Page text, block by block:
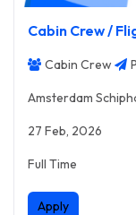
Cabin Crew /
Cabin Crew
Amsterdam
27 Feb, 2026
Full Time
Apply